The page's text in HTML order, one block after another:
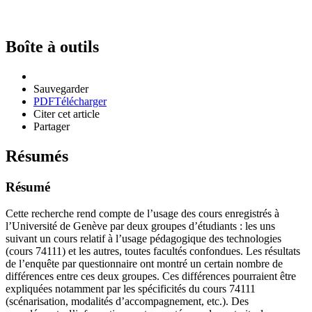
Boîte à outils
Sauvegarder
PDFTélécharger
Citer cet article
Partager
Résumés
Résumé
Cette recherche rend compte de l’usage des cours enregistrés à
l’Université de Genève par deux groupes d’étudiants : les uns
suivant un cours relatif à l’usage pédagogique des technologies
(cours 74111) et les autres, toutes facultés confondues. Les résultats
de l’enquête par questionnaire ont montré un certain nombre de
différences entre ces deux groupes. Ces différences pourraient être
expliquées notamment par les spécificités du cours 74111
(scénarisation, modalités d’accompagnement, etc.). Des